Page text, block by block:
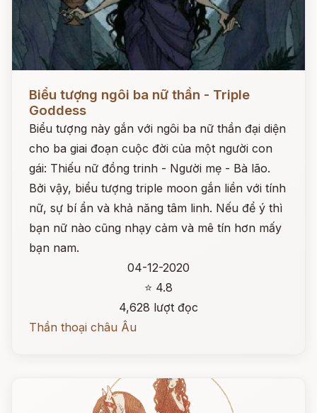
Đọc ngay
Biểu tượng ngôi ba nữ thần - Triple
Goddess
Biểu tượng này gắn với ngôi ba nữ thần đại diện
cho ba giai đoạn cuộc đời của một người con
gái: Thiếu nữ đồng trinh - Người mẹ - Bà lão.
Bởi vậy, biểu tượng triple moon gắn liền với tính
nữ, sự bí ẩn và khả năng tâm linh. Nếu để ý thì
bạn nữ nào cũng nhạy cảm và mê tín hơn mấy
bạn nam.
04-12-2020
⭐ 4.8
4,628 lượt đọc
Thần thoại châu Âu